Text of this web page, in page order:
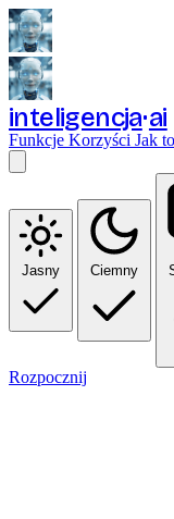
inteligencja ai
Funkcje Korzyści Jak
Jasny Ciemny
Rozpocznij